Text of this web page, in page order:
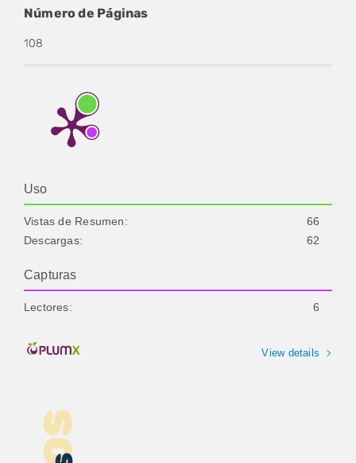
Número de Páginas
108
Uso
Vistas de Resumen:
66
Descargas:
62
Capturas
Lectores: 6
View details